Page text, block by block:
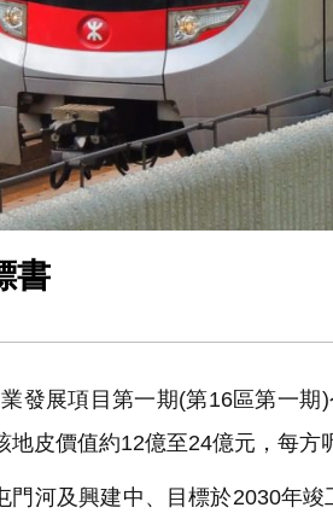
書
發展項目第一期(第16區第一
皮價值約12億至24億元，每方
河及興建中、目標於2030年